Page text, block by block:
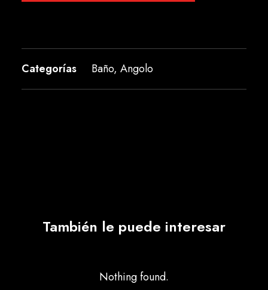
Categorías Baño, Angolo
También le puede interesar
Nothing found.